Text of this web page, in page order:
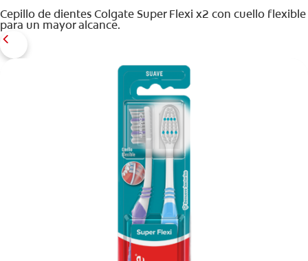
Cepillo de dientes Colgate Super Flexi x2 con cuello flexible
para un mayor alcance.